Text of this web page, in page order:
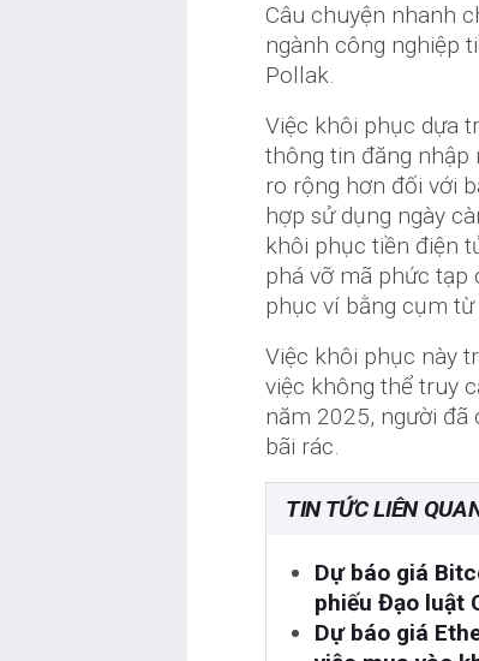
Câu chuyện nhanh
ngành công nghiệp
Pollak.
Việc khôi phục dựa
thông tin đăng nhập
ro rộng hơn đối với
hợp sử dụng ngày
khôi phục tiền điện
phá vỡ mã phức tạp
phục ví bằng cụm
Việc khôi phục này
việc không thể truy
năm 2025, người đã
bãi rác.
TIN TỨC LIÊN
Dự báo giá
phiếu Đạo luật
Dự báo giá